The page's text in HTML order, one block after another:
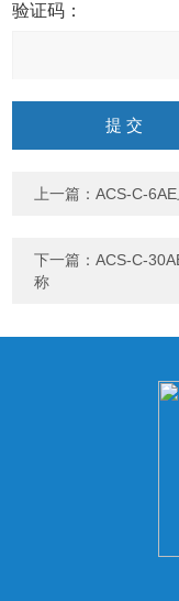
验证码：
字），如：三加四=7
上一篇：ACS-C-
下一篇：ACS-C-
称